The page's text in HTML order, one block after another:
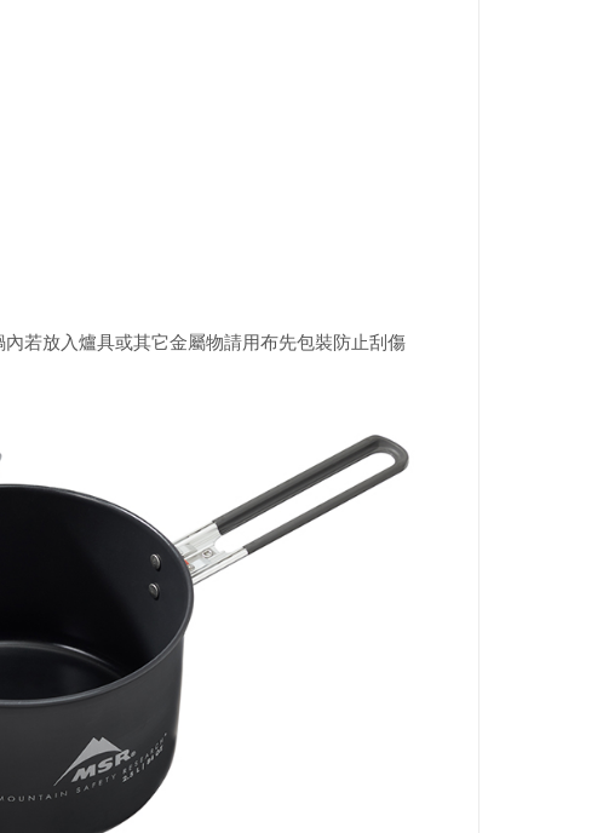
若放入爐具或其它金屬物請用布先包裝防止刮傷